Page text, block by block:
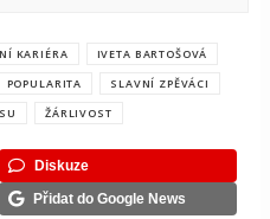
KARIÉRA
IVETA BARTOŠOVÁ
POPULARITA
SLAVNÍ ZPĚVÁCI
ŽÁRLIVOST
Diskuze
Přidat do Google News